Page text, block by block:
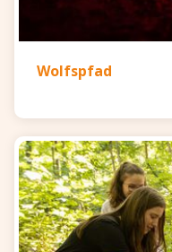
Wolfspfad